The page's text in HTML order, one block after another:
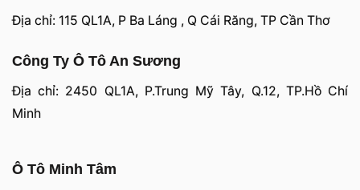
Địa chỉ: 115 QL1A, P Ba Láng , Q Cái Răng, TP Cần Thơ
Công Ty Ô Tô An Sương
Địa chỉ: 2450 QL1A, P.Trung Mỹ Tây, Q.12, TP.Hồ Chí
Minh
Ô Tô Minh Tâm